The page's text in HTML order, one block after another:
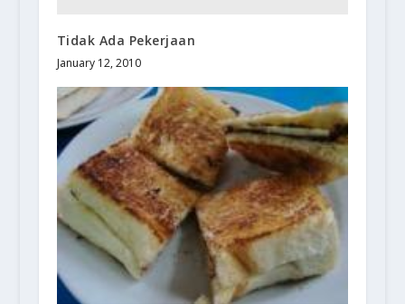
Tidak Ada Pekerjaan
January 12, 2010